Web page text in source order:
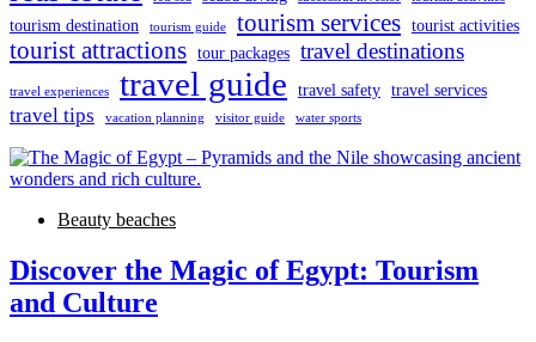
tourism destination tourism guide tourism services tourist activities
tourist attractions tour packages travel destinations
travel experiences travel guide travel safety travel services
travel tips vacation planning visitor guide water sports
Beauty beaches
Discover the Magic of Egypt: Tourism
and Culture